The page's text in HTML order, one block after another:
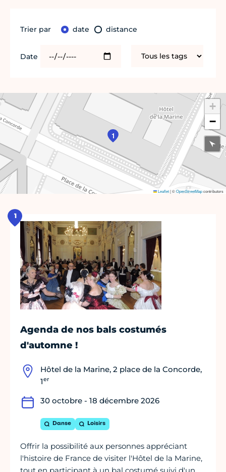
Trier par date distance
Date
1
+
−
Leaflet|©OpenStreetMapcontributors
1
Agenda de nos bals costumés
d'automne !
Hôtel de la Marine, 2 place de la Concorde,
1er
30 octobre - 18 décembre 2026
Danse Loisirs
Offrir la possibilité aux personnes appréciant
l'histoire de France de visiter l'Hôtel de la Marine,